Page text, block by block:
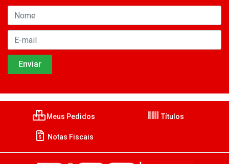
Meus Pedidos Títulos
Notas Fiscais